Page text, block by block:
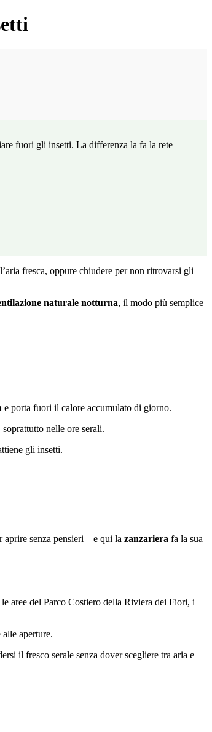
fuori gli insetti. La differenza la fa la rete
fresca, oppure chiudere per non ritrovarsi gli
naturale notturna, il modo più semplice
e porta fuori il calore accumulato di giorno.
nelle ore serali.
gli insetti.
senza pensieri – e qui la zanzariera fa la sua
aree del Parco Costiero della Riviera dei Fiori, i
alle aperture.
il fresco serale senza dover scegliere tra aria e